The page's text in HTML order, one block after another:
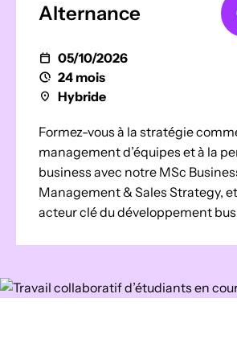
Alternance
05/10/2026
24 mois
Hybride
Formez-vous à la stratégie
management d’équipes et à la
business avec notre MSc
Management & Sales Strategy,
acteur clé du développement